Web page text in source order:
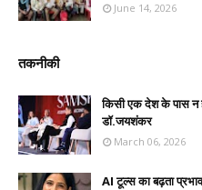
June 14, 2026
तकनीकी
किसी एक देश के पास न
डॉ.जयशंकर
March 06, 2026
AI टूल्स का बढ़ता प्रभाव